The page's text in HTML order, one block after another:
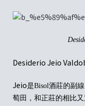
Desiderio Jeio
Jeio是Bisol酒莊的副線
萄田，和正莊的相比又